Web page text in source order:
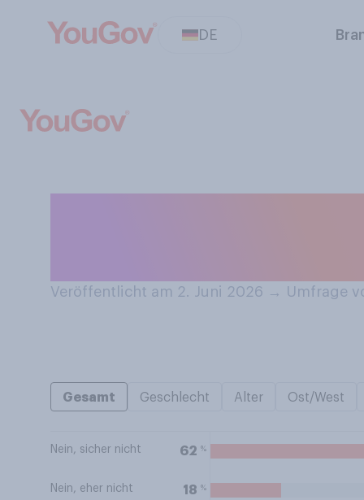
DE
Veröffentlicht am 2. Juni 2026 → Umfrage
Gesamt Geschlecht Alter Ost/West
Nein, sicher nicht 62 %
Nein, eher nicht 18 %